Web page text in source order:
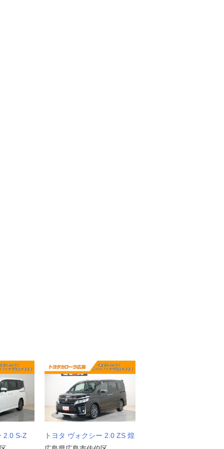
2.0 S-Z
トヨタ ヴォクシー 2.0 ZS 煌